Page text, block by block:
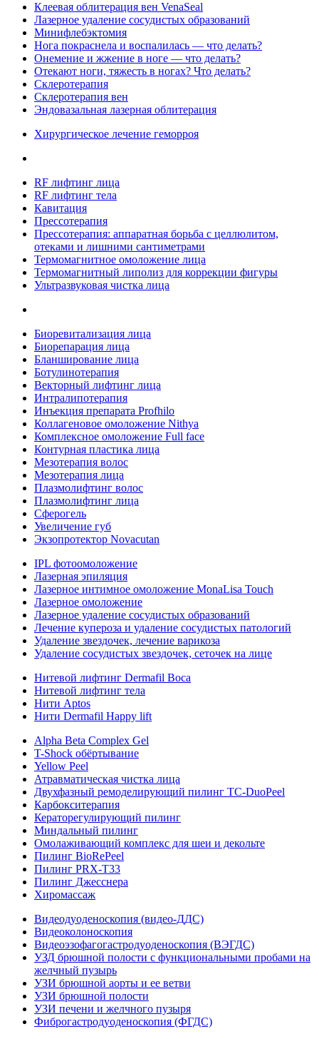
Клеевая облитерация вен VenaSeal
Лазерное удаление сосудистых образований
Минифлебэктомия
Нога покраснела и воспалилась — что делать?
Онемение и жжение в ноге — что делать?
Отекают ноги, тяжесть в ногах? Что делать?
Склеротерапия
Склеротерапия вен
Эндовазальная лазерная облитерация
Хирургическое лечение геморроя
RF лифтинг лица
RF лифтинг тела
Кавитация
Прессотерапия
Прессотерапия: аппаратная борьба с целлюлитом,
отеками и лишними сантиметрами
Термомагнитное омоложение лица
Термомагнитный липолиз для коррекции фигуры
Ультразвуковая чистка лица
Биоревитализация лица
Биорепарация лица
Бланширование лица
Ботулинотерапия
Векторный лифтинг лица
Интралипотерапия
Инъекция препарата Profhilo
Коллагеновое омоложение Nithya
Комплексное омоложение Full face
Контурная пластика лица
Мезотерапия волос
Мезотерапия лица
Плазмолифтинг волос
Плазмолифтинг лица
Сферогель
Увеличение губ
Экзопротектор Novacutan
IPL фотоомоложение
Лазерная эпиляция
Лазерное интимное омоложение MonaLisa Touch
Лазерное омоложение
Лазерное удаление сосудистых образований
Лечение купероза и удаление сосудистых патологий
Удаление звездочек, лечение варикоза
Удаление сосудистых звездочек, сеточек на лице
Нитевой лифтинг Dermafil Boca
Нитевой лифтинг тела
Нити Aptos
Нити Dermafil Happy lift
Alpha Beta Complex Gel
T-Shock обёртывание
Yellow Peel
Атравматическая чистка лица
Двухфазный ремоделирующий пилинг TC-DuoPeel
Карбокситерапия
Кераторегулирующий пилинг
Миндальный пилинг
Омолаживающий комплекс для шеи и декольте
Пилинг BioRePeel
Пилинг PRX-T33
Пилинг Джесснера
Хиромассаж
Видеодуоденоскопия (видео-ДДС)
Видеоколоноскопия
Видеоэзофагогастродуоденоскопия (ВЭГДС)
УЗД брюшной полости с функциональными пробами на
желчный пузырь
УЗИ брюшной аорты и ее ветви
УЗИ брюшной полости
УЗИ печени и желчного пузыря
Фиброгастродуоденоскопия (ФГДС)